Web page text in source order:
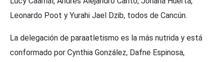
Leonardo Poot y Yurahi Jael Dzib, todos de Cancún.
La delegación de paraatletismo es la más nutrida y está
conformado por Cynthia González, Dafne Espinosa,